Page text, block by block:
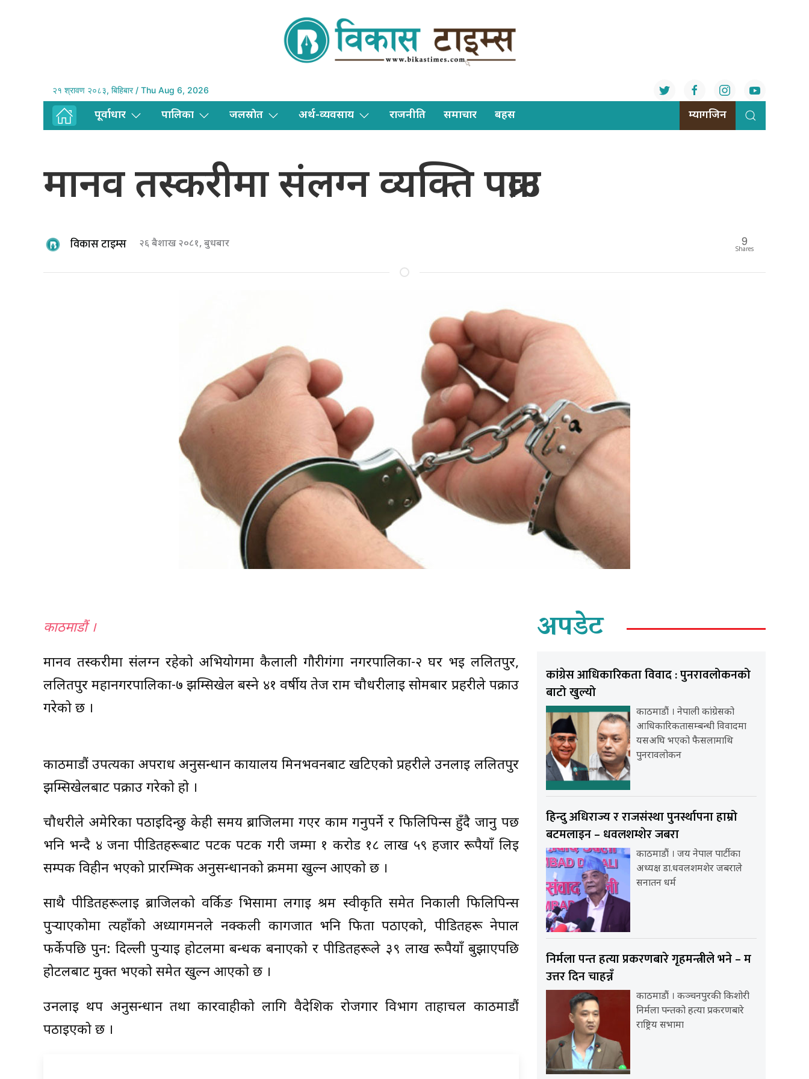
२१ श्रावण २०८३, बिहिबार / Thu Aug 6, 2026
पूर्वाधार पालिका जलस्राेत अर्थ-व्यवसाय राजनीति समाचार बहस म्यागजिन
मानव तस्करीमा संलग्न व्यक्ति पक्राउ
विकास टाइम्स २६ बैशाख २०८१, बुधबार 9
Shares
काठमाडौं ।
मानव तस्करीमा संलग्न रहेको अभियोगमा कैलाली गौरीगंगा नगरपालिका-२ घर भई ललितपुर,
ललितपुर महानगरपालिका-७ झम्सिखेल बस्ने ४१ वर्षीय तेज राम चौधरीलाई सोमबार प्रहरीले पक्राउ
गरेको छ ।
काठमाडौं उपत्यका अपराध अनुसन्धान कार्यालय मिनभवनबाट खटिएको प्रहरीले उनलाई ललितपुर
झम्सिखेलबाट पक्राउ गरेको हो ।
चौधरीले अमेरिका पठाइदिन्छु केही समय ब्राजिलमा गएर काम गर्नुपर्ने र फिलिपिन्स हुँदै जानु पर्छ
भनि भन्दै ४ जना पीडितहरूबाट पटक पटक गरी जम्मा १ करोड १८ लाख ५९ हजार रूपैयाँ लिई
सम्पर्क विहीन भएको प्रारम्भिक अनुसन्धानको क्रममा खुल्न आएको छ ।
साथै पीडितहरूलाई ब्राजिलको वर्किङ भिसामा लगाई श्रम स्वीकृति समेत निकाली फिलिपिन्स
पुर्‍याएकोमा त्यहाँको अध्यागमनले नक्कली कागजात भनि फिर्ता पठाएको, पीडितहरू नेपाल
फर्केपछि पुन: दिल्ली पुर्‍याई होटलमा बन्धक बनाएको र पीडितहरूले ३९ लाख रूपैयाँ बुझाएपछि
होटलबाट मुक्त भएको समेत खुल्न आएको छ ।
उनलाई थप अनुसन्धान तथा कारवाहीको लागि वैदेशिक रोजगार विभाग ताहाचल काठमाडौं
पठाइएको छ ।
अपडेट
कांग्रेस आधिकारिकता विवाद : पुनरावलोकनको
बाटो खुल्यो
काठमाडौं । नेपाली कांग्रेसको
आधिकारिकतासम्बन्धी विवादमा
यसअघि भएको फैसलामाथि
पुनरावलोकन
हिन्दु अधिराज्य र राजसंस्था पुनर्स्थापना हाम्रो
बटमलाइन – धवलशम्शेर जबरा
काठमाडौं । जय नेपाल पार्टीका
अध्यक्ष डा.धवलशमशेर जबराले
सनातन धर्म
निर्मला पन्त हत्या प्रकरणबारे गृहमन्त्रीले भने – म
उत्तर दिन चाहन्नँ
काठमाडौं । कञ्चनपुरकी किशोरी
निर्मला पन्तको हत्या प्रकरणबारे
राष्ट्रिय सभामा